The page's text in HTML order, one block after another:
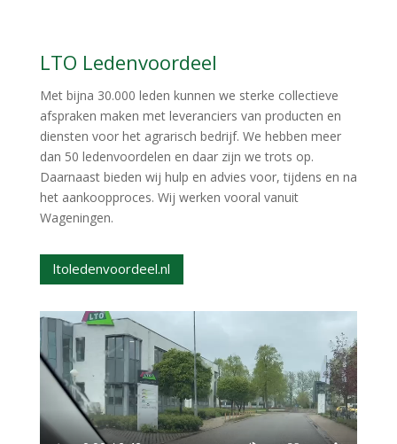
LTO Ledenvoordeel
Met bijna 30.000 leden kunnen we sterke collectieve
afspraken maken met leveranciers van producten en
diensten voor het agrarisch bedrijf. We hebben meer
dan 50 ledenvoordelen en daar zijn we trots op.
Daarnaast bieden wij hulp en advies voor, tijdens en na
het aankoopproces. Wij werken vooral vanuit
Wageningen.
ltoledenvoordeel.nl